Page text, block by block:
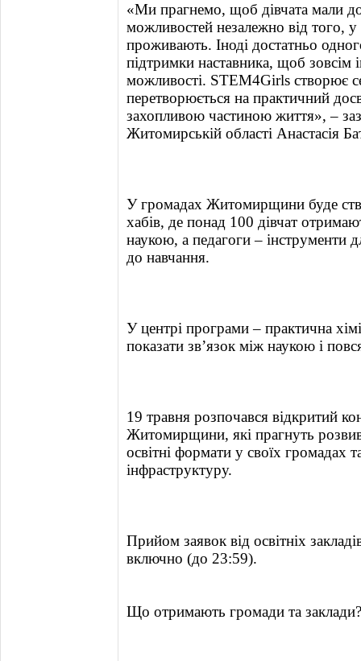
«Ми прагнемо, щоб дівчата мали
можливостей незалежно від того,
проживають. Іноді достатньо
підтримки наставника, щоб зовсім
можливості. STEM4Girls створює
перетворюється на практичний
захопливою частиною життя», –
Житомирській області Анастасія
У громадах Житомирщини буде
хабів, де понад 100 дівчат
наукою, а педагоги – інструменти
до навчання.
У центрі програми – практична
показати зв’язок між наукою і
19 травня розпочався відкритий
Житомирщини, які прагнуть
освітні формати у своїх громадах
інфраструктуру.
Прийом заявок від освітніх
включно (до 23:59).
Що отримають громади та заклади?